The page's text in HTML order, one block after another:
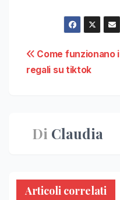
Navigazione
articoli
Come funzionano i
regali su tiktok
Di Claudia
Articoli correlati